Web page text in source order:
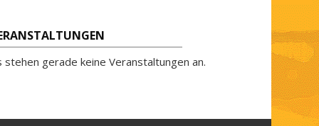
stehen gerade keine Veranstaltungen an.